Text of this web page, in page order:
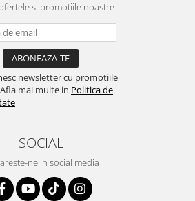
si promotiile noastre
newsletter cu promotiile
mai multe in Politica de
SOCIAL
ne in social media